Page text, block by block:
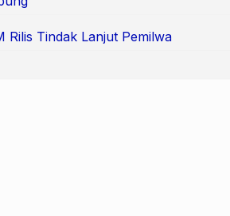
Rilis Tindak Lanjut Pemilwa